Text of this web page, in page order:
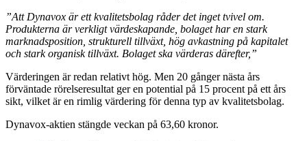
”Att Dynavox är ett kvalitetsbolag råder det inget tvivel om.
Produkterna är verkligt värdeskapande, bolaget har en stark
marknadsposition, strukturell tillväxt, hög avkastning på kapitalet
och stark organisk tillväxt. Bolaget ska värderas därefter,”
Värderingen är redan relativt hög. Men 20 gånger nästa års
förväntade rörelseresultat ger en potential på 15 procent på ett års
sikt, vilket är en rimlig värdering för denna typ av kvalitetsbolag.
Dynavox-aktien stängde veckan på 63,60 kronor.